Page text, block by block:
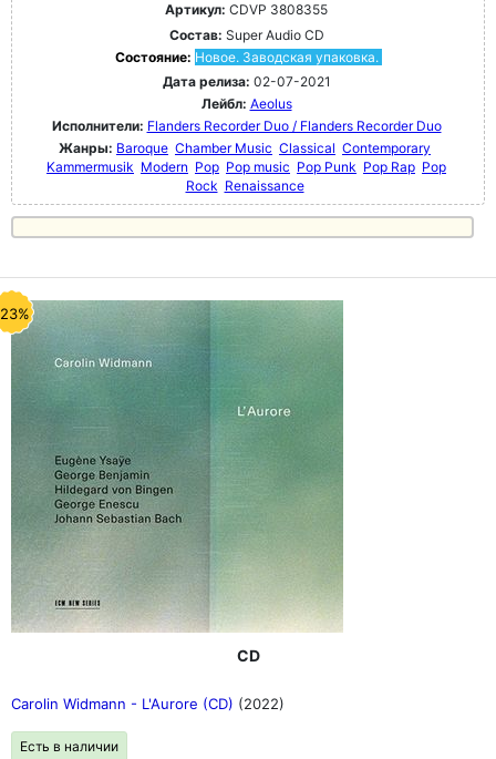
Артикул: CDVP 3808355
Состав: Super Audio CD
Состояние: Новое. Заводская упаковка.
Дата релиза: 02-07-2021
Лейбл: Aeolus
Исполнители: Flanders Recorder Duo / Flanders Recorder Duo
Жанры: Baroque Chamber Music Classical Contemporary
Kammermusik Modern Pop Pop music Pop Punk Pop Rap Pop
Rock Renaissance
CD
Carolin Widmann - L'Aurore (CD) (2022)
Есть в наличии